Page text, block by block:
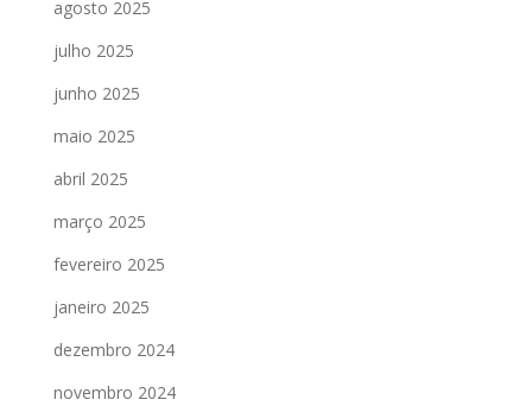
agosto 2025
julho 2025
junho 2025
maio 2025
abril 2025
março 2025
fevereiro 2025
janeiro 2025
dezembro 2024
novembro 2024